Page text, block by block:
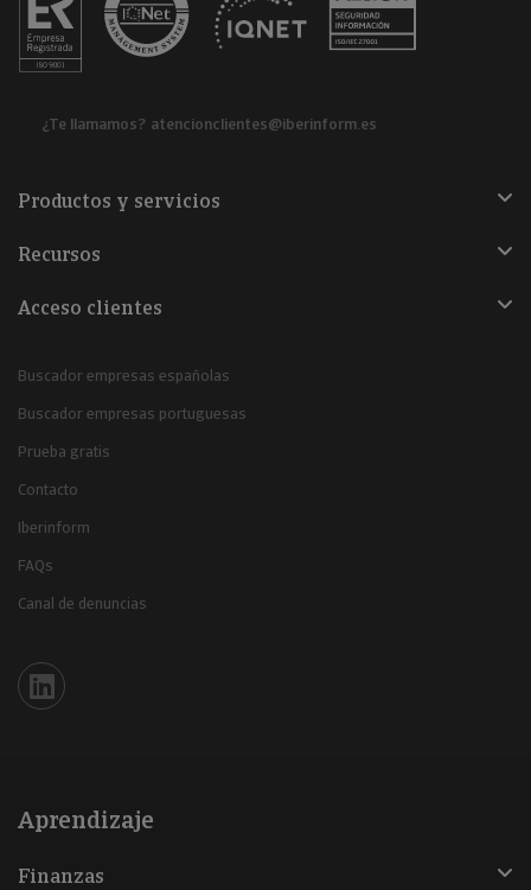
¿Te llamamos? atencionclientes@iberinform.es
Productos y servicios
Recursos
Acceso clientes
Buscador empresas españolas
Buscador empresas portuguesas
Prueba gratis
Contacto
Iberinform
FAQs
Canal de denuncias
Iberinform en Linkedin
Aprendizaje
Finanzas